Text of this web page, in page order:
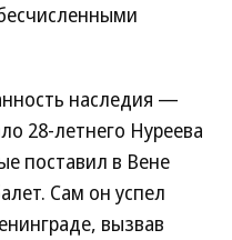
наследия —
28-летнего Нуреева
поставил в Вене
Сам он успел
вызвав